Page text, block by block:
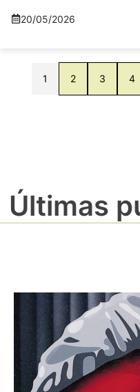
20/05/2026
1 2 3 4
Últimas